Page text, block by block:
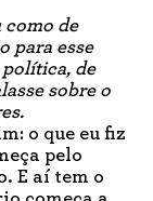
como de
para esse
de
sobre o
o que eu fiz
pelo
E aí tem o